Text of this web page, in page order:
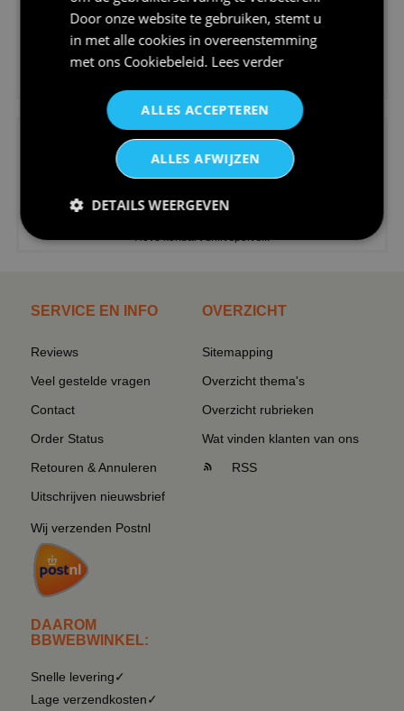
€24,95
SERVICE EN INFO
Reviews
Veel gestelde vragen
Contact
Order Status
Retouren & Annuleren
Uitschrijven nieuwsbrief
Wij verzenden Postnl
DAAROM
BBWEBWINKEL:
Snelle levering✓
Lage verzendkosten✓
OVERZICHT
Sitemapping
Overzicht thema's
Overzicht rubrieken
Wat vinden klanten van ons
RSS
Door onze website te gebruiken, stemt u
in met alle cookies in overeenstemming
met ons Cookiebeleid. Lees verder
ALLES ACCEPTEREN
ALLES AFWIJZEN
DETAILS WEERGEVEN